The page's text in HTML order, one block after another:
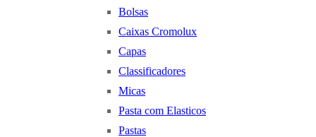
Bolsas
Caixas Cromolux
Capas
Classificadores
Micas
Pasta com Elasticos
Pastas